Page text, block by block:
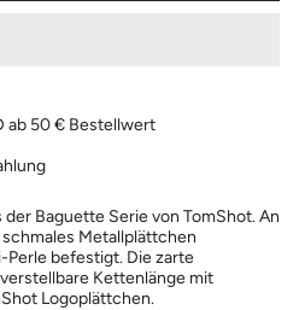
ab 50 € Bestellwert
Baguette Serie von TomShot. An
Metallplättchen
Perle befestigt. Die zarte
Kettenlänge mit
Logoplättchen.